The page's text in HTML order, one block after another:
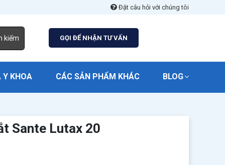
Đặt câu hỏi với chúng tôi
kiếm GỌI ĐỂ NHẬN TƯ VẤN
Y KHOA CÁC SẢN PHẨM KHÁC BLOG
Sante Lutax 20